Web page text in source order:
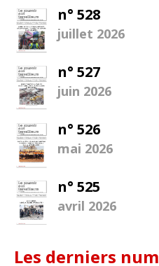
n° 528
juillet 2026
n° 527
juin 2026
n° 526
mai 2026
n° 525
avril 2026
Les derniers